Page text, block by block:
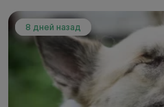
8 дней назад